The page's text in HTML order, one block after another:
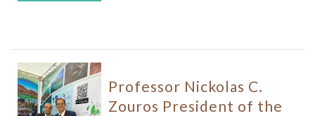
Professor Nickolas C.
Zouros President of the